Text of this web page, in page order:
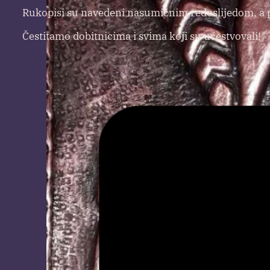
Rukopisi su navedeni nasumičnim redoslijedom,
Čestitamo dobitnicima i svima koji su učestvovali!